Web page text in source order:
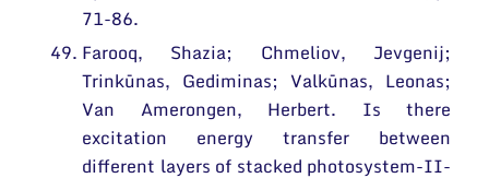
71-86.
Farooq, Shazia; Chmeliov, Jevgenij;
Trinkūnas, Gediminas; Valkūnas, Leonas;
Van Amerongen, Herbert. Is there
excitation energy transfer between
different layers of stacked photosystem-II-